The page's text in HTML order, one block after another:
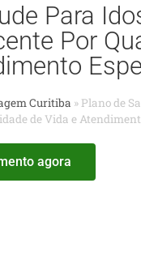
Para
Por
Curitiba » Plano de
de Vida e
agora